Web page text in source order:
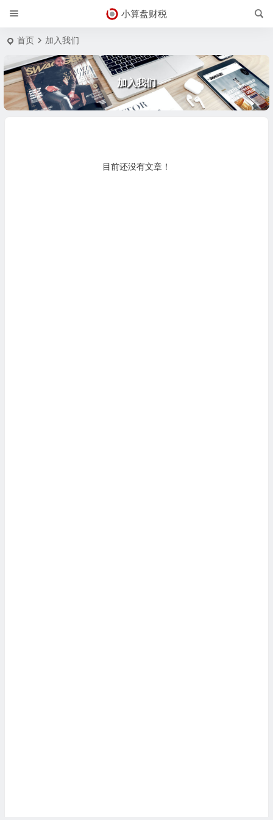
小算盘财税
首页 加入我们
加入我们
目前还没有文章！